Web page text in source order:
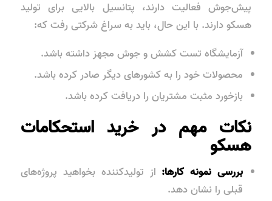
پیش‌جوش فعالیت دارند، پتانسیل بالایی برای تولید
هسکو دارند. با این حال، باید به سراغ شرکتی رفت که:
آزمایشگاه تست کشش و جوش مجهز داشته باشد.
محصولات خود را به کشورهای دیگر صادر کرده باشد.
بازخورد مثبت مشتریان را دریافت کرده باشد.
نکات مهم در خرید استحکامات
هسکو
بررسی نمونه کارها: از تولیدکننده بخواهید پروژه‌های
قبلی را نشان دهد.